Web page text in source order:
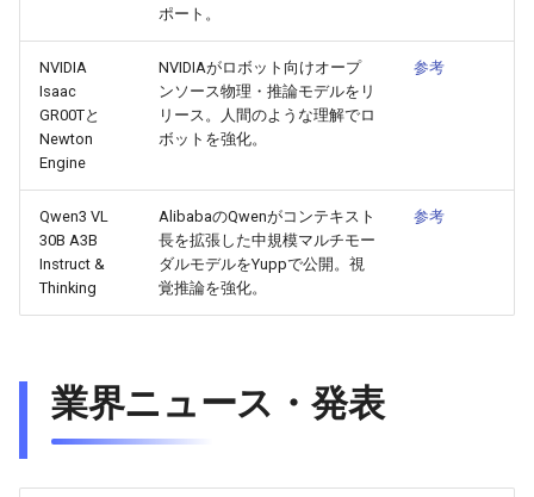
2026-05-18
2026-05-16
2026-05-15
2026-05-14
2026-05-12
2026-05-11
2025-11-02
2025-10-31
2025-10-30
2025-10-29
2025-10-27
2025-10-26
2026-05-18
2026-05-17
2026-05-16
2026-05-15
2026-05-14
2026-05-12
2026-05-11
2026-05-15
2026-05-13
2026-05-12
2026-05-11
2026-05-09
2026-05-08
2025-11-02
2025-10-31
2025-10-30
2025-10-29
2025-10-27
2025-10-26
2026-05-14
2026-05-12
2026-05-11
2026-05-10
2026-05-08
2026-05-07
2025-11-02
2025-10-31
2025-10-30
2025-10-29
2025-10-27
2025-10-26
ポート。
NVIDIA
Isaac
GR00Tと
Newton
Engine
NVIDIAがロボット向けオープ
ンソース物理・推論モデルをリ
リース。人間のような理解でロ
ボットを強化。
参考
Qwen3 VL
30B A3B
Instruct &
Thinking
AlibabaのQwenがコンテキスト
長を拡張した中規模マルチモー
ダルモデルをYuppで公開。視
覚推論を強化。
参考
業界ニュース・発表